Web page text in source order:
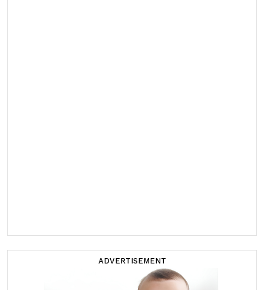
ADVERTISEMENT